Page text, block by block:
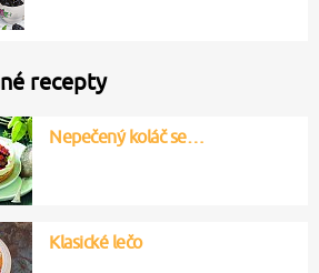
recepty
Nepečený koláč se…
Klasické lečo